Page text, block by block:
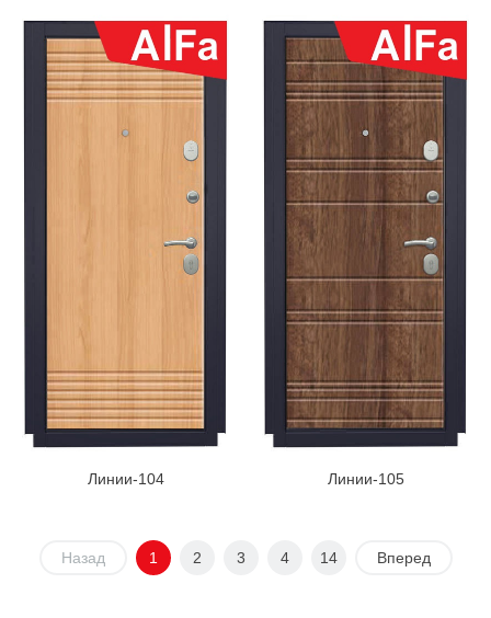
Линии-104 Линии-105
Назад 1 2 3 4 14 Вперед